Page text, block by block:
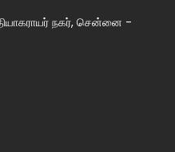
நகர், சென்னை -